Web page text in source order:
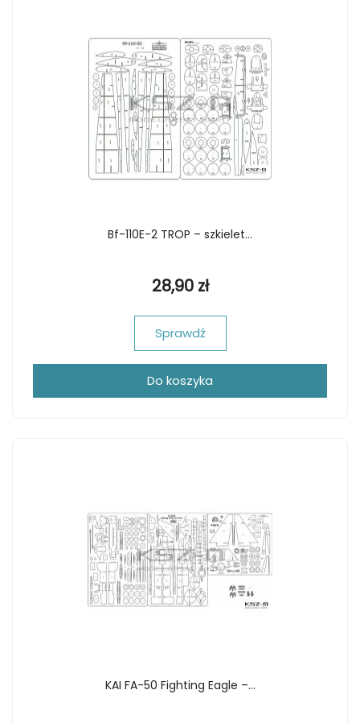
Bf-110E-2 TROP – szkielet...
28,90 zł
Sprawdź
Do koszyka
KAI FA-50 Fighting Eagle –...